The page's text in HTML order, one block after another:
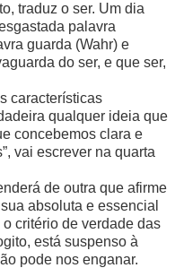
traduz o ser. Um dia
palavra
guarda (Wahr) e
do ser, e que ser,
características
qualquer ideia que
concebemos clara e
vai escrever na quarta
de outra que afirme
absoluta e essencial
critério de verdade das
está suspenso à
pode nos enganar.